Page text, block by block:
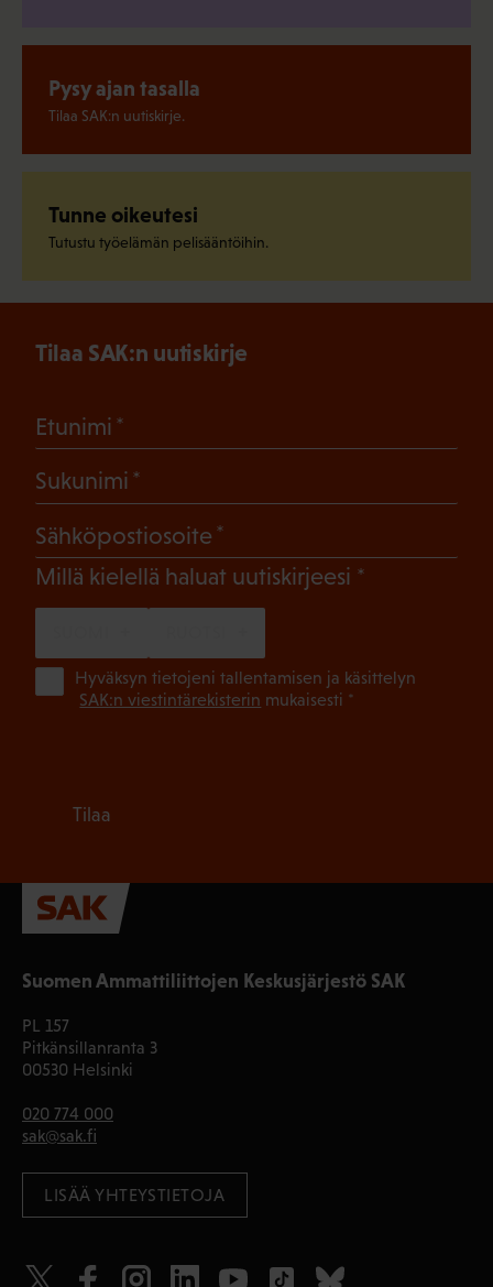
Pysy ajan tasalla
Tilaa SAK:n uutiskirje.
Tunne oikeutesi
Tutustu työelämän pelisääntöihin.
Suomen Ammattiliittojen Keskusjärjestö SAK
PL 157
Pitkänsillanranta 3
00530 Helsinki
020 774 000
sak@sak.fi
LISÄÄ YHTEYSTIETOJA
Tilaa SAK:n uutiskirje
Etunimi
Sukunimi
Sähköpostiosoite
Millä kielellä haluat uutiskirjeesi (Pakollinen)
Hyväksyn tietojeni tallentamisen ja käsittelyn
SAK:n viestintärekisterin mukaisesti *
Tilaa